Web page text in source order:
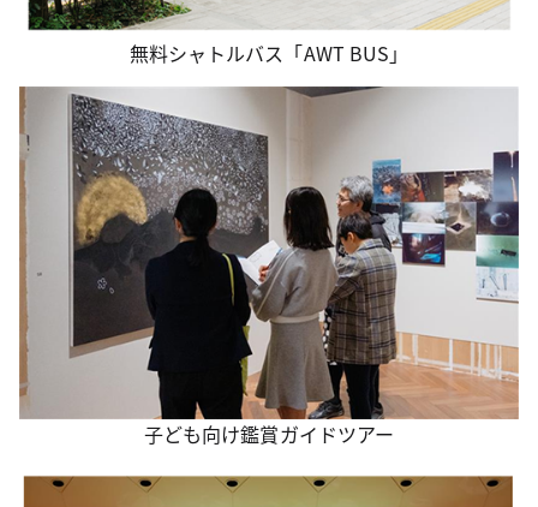
無料シャトルバス「AWT BUS」
子ども向け鑑賞ガイドツアー